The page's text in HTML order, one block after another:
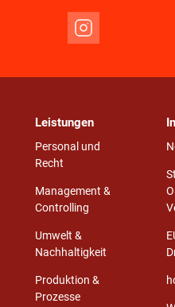
Leistungen
Personal und
Recht
Management &
Controlling
Umwelt &
Nachhaltigkeit
Produktion &
Prozesse